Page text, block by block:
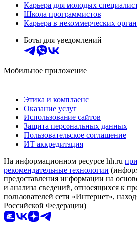
Карьера для молодых
Школа программистов
Карьера в некоммерческих
Боты для уведомлений
Мобильное приложение
Этика и комплаенс
Оказание услуг
Использование сайтов
Защита персональных данных
Пользовательское соглашение
ИТ аккредитация
На информационном ресурсе hh.ru
рекомендательные технологии
предоставления информации на
и анализа сведений, относящихся к
пользователей сети «Интернет»,
Российской Федерации)